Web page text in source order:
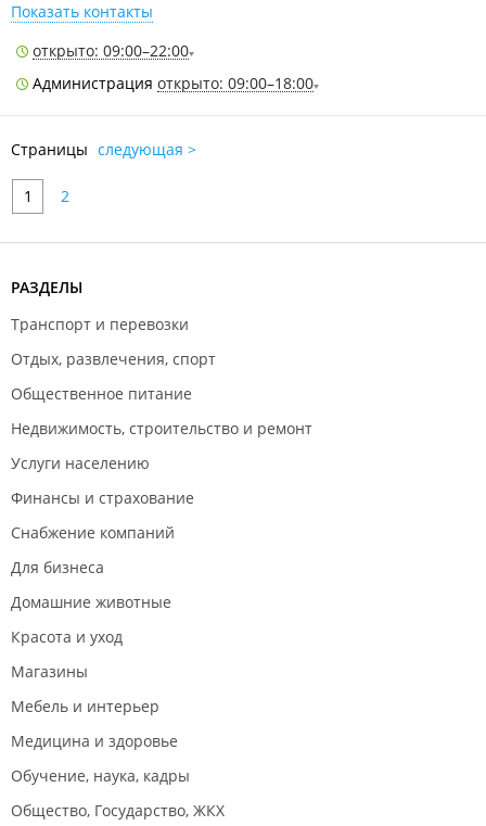
Показать контакты
открыто: 09:00–22:00
Администрация открыто: 09:00–18:00
Страницы следующая >
1 2
РАЗДЕЛЫ
Транспорт и перевозки
Отдых, развлечения, спорт
Общественное питание
Недвижимость, строительство и ремонт
Услуги населению
Финансы и страхование
Снабжение компаний
Для бизнеса
Домашние животные
Красота и уход
Магазины
Мебель и интерьер
Медицина и здоровье
Обучение, наука, кадры
Общество, Государство, ЖКХ